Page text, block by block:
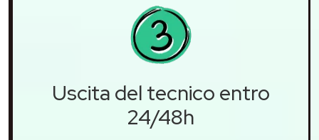
Uscita del tecnico entro
24/48h